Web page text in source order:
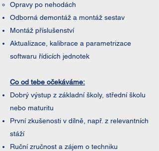
Opravy po nehodách
Odborná demontáž a montáž sestav ​
Montáž příslušenství
Aktualizace, kalibrace a parametrizace
softwaru řídicích jednotek
Co od tebe očekáváme:
Dobrý výstup z základní školy, střední školu
nebo maturitu
První zkušenosti v dílně, např. z relevantních
stáží
Ruční zručnost a zájem o techniku